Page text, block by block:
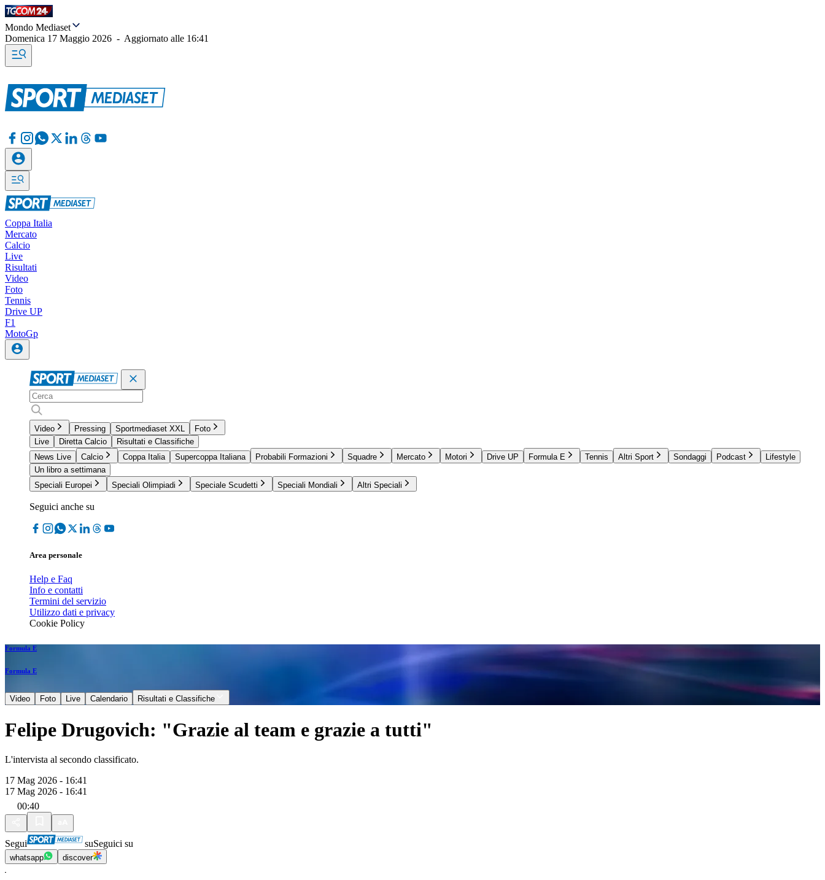
Mondo Mediaset
Domenica 17 Maggio 2026 - Aggiornato alle 16:41
Coppa Italia
Mercato
Calcio
Live
Risultati
Video
Foto
Tennis
Drive UP
F1
MotoGp
Video Pressing Sportmediaset XXL
Foto
Live
Diretta Calcio
Risultati e Classifiche
News Live
Calcio Coppa Italia Supercoppa Italiana Probabili Formazioni Squadre Mercato Motori Drive UP Formula E Tennis Altri Sport Sondaggi Podcast
Lifestyle
Un libro a settimana
Speciali Europei
Speciali Olimpiadi Speciale Scudetti Speciali Mondiali Altri Speciali
Seguici anche su
Area personale
Help e Faq
Info e contatti
Termini del servizio
Utilizzo dati e privacy
Cookie Policy
Formula E
Formula E
Video Foto Live Calendario Risultati e Classifiche
Felipe Drugovich: "Grazie al team e grazie a tutti"
L'intervista al secondo classificato.
17 Mag 2026 - 16:41
17 Mag 2026 - 16:41
00:40
Segui suSeguici su
whatsapp discover